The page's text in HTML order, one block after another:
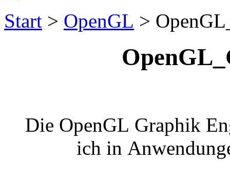
Start > OpenGL >
Die OpenGL Graphik
ich in